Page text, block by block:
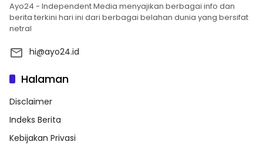
Ayo24 - Independent Media menyajikan berbagai info dan
berita terkini hari ini dari berbagai belahan dunia yang bersifat
netral
hi@ayo24.id
Halaman
Disclaimer
Indeks Berita
Kebijakan Privasi